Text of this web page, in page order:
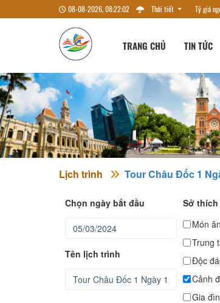
08-08-2026, 08:22:03 Thời tiết Tỷ giá
TRANG CHỦ TIN TỨC
Lịch trình Tour Châu Đốc 1
Chọn ngày bắt đầu
Tên lịch trình
Sở
Món
Trung
Độc
Cảnh
Gia